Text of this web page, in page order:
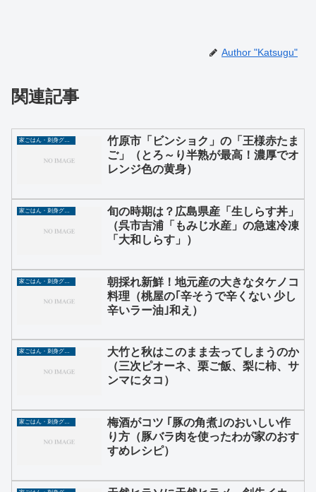
Author "Katsugu"
関連記事
家ごはん・刺身グルメ
竹原市「ビンショク」の「王様赤たま
ご」（とろ～り半熟が最高！濃厚でオ
レンジ色の黄身）
家ごはん・刺身グルメ
旬の時期は？広島県産「生しらす丼」
（呉市吉浦「もみじ水産」の急速冷凍
「大和しらす」）
朝採れ新鮮！地元産の大きなタケノコ
料理（桃屋の｢辛そうで辛くない 少し
辛いラー油｣和え）
家ごはん・刺身グルメ
大竹と秋はこのまま去ってしまうのか
（三次ピオーネ、栗ご飯、梨に柿、サ
ンマにタコ）
家ごはん・刺身グルメ
梅酒がコツ ｢豚の角煮｣のおいしい作
り方（豚バラ肉を使ったわが家のおす
すめレシピ）